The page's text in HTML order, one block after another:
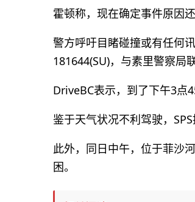
霍顿称，现在确定事件原因还
警方呼吁目睹碰撞或有任何
181644(SU)，与素里警察局联
DriveBC表示，到了下午3点
鉴于天气状况不利驾驶，
此外，同日中午，位于菲沙
困。